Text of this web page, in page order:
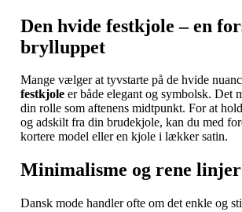
Den hvide festkjole – en
brylluppet
Mange vælger at tyvstarte på de hvide
festkjoleer både elegant og symbolsk. Det
din rolle som aftenens midtpunkt. For at
og adskilt fra din brudekjole, kan du med
kortere model eller en kjole i lækker satin.
Minimalisme og rene linjer
Dansk mode handler ofte om det enkle og